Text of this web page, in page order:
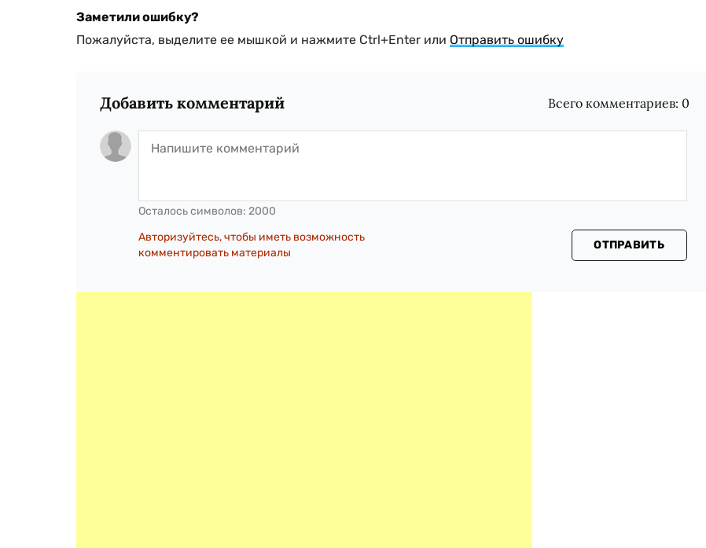
Заметили ошибку?
Пожалуйста, выделите ее мышкой и нажмите Ctrl+Enter или Отправить ошибку
Добавить комментарий Всего комментариев: 0
Осталось символов: 2000
Авторизуйтесь, чтобы иметь возможность
комментировать материалы
ОТПРАВИТЬ